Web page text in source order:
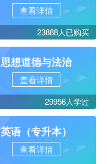
查看详情
23888人已购买
思想道德与法治
查看详情
29956人学过
英语（专升本）
查看详情